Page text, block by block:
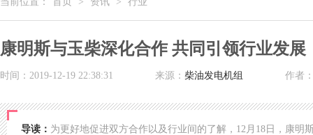
康明斯与玉柴深化合作 共同引领行业发展
时间：2019-12-19 22:38:31 来源： 柴油发电机组 作者
导读： 为更好地促进双方合作以及行业间的了解，12月18日，康